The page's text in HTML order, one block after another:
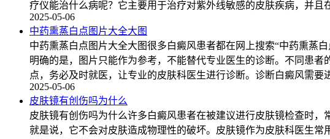
疗仪能治什么病呢？它主要用于治疗对紫外线敏感的皮肤疾病，并且
2025-05-06
中药熏蒸白点图片大全大图
中药熏蒸白点图片大全大图很多白癜风患者都在网上搜索“中药熏蒸
明确的是，图片只能作为参考，不能替代专业医生的诊断。不同患
点，务必及时就医，让专业的皮肤科医生进行诊断。诊断白癜风需要
2025-05-06
皮肤镜有创伤吗为什么
皮肤镜有创伤吗为什么许多白癜风患者在被建议进行皮肤镜检查时
就是说，它不会对皮肤造成物理性的破坏。皮肤镜作为皮肤科医生